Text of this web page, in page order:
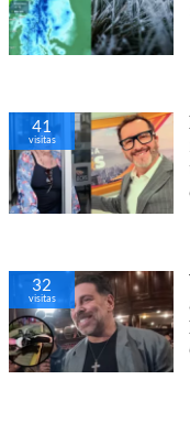
41
visitas
32
visitas